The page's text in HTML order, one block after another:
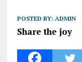
POSTED BY: ADMIN
Share the joy